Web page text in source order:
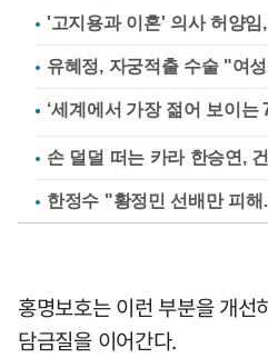
'고지용과 이혼' 의사 허양임
유혜정, 자궁적출 수술 "여
손 덜덜 떠는 카라 한승연,
한정수 "황정민 선배만 피
홍명보호는 이런 부분을 개선
담금질을 이어간다.